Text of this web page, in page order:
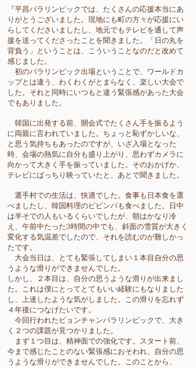
『平昌パラリンピックでは、たくさんの応援本当にあ
りがとうございました。現地にも町の方々が応援にい
らしてくださいましたし、地元でもテレビを通して声
援を送ってくださったことを聞きました。「日の丸を
背負う」ということは、こういうことなのだと改めて
感じました。
初のパラリンピック出場ということで、ワールドカ
ップとは違う、わくわくがとまらなく、楽しい大会で
した。それと同時にいつもと違う緊張感があった大会
でもありました。
韓国に出発する前、開会式でたくさん手を振るよう
に両親に言われていました。ちょっと恥ずかしいな、
と思う気持ちもあったのですが、いざ入場となった
時、会場の熱気に自分も盛り上がり、思わずカメラに
向かって大きく手を振っていました。そのおかげか、
テレビにばっちり映っていたと、あとで聞きました。
選手村での生活は、快適でした。食事も日本食を選
べましたし、韓国料理のビビンバも食べました。日中
は半そでの人もいるくらいでしたが、朝はかなり冷
え、午前中たった3時間の中でも、斜面の雪質が大きく
変化する気温差でしたので、それを読むのが難しかっ
たです。
大会当日は、とても緊張してしまい１本目自分の思
うような滑りができませんでした。
しかし、２本目は、自分の思うような滑りが出来まし
た。これは僕にとってとてもいい経験にもなりました
し、上達したような気がしました。この滑りを忘れず
４年後につなげたいです。
今回行われたピョンチャンパラリンピックで、大き
く２つの課題が見つかりました。
まず１つ目は、精神面での強化です。スタート前、
今まで感じたことのない緊張感におそわれ、自分の思
うような滑りができませんでした。このことから、